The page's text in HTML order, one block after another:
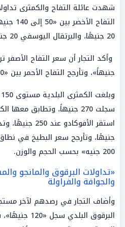
شهدت عائلة التفاح والكمثرى
20 جنيهًا، والبرتقال اليوسفي 20 جنيهًا.
جنيهاً»، وتأرجح التفاح الأحمر بين «50 إلى 110 جنيهات».
200 جنيه» بحسب الحجم والوزن.
«تداولات البرقوق والمانجو
والجوافة والفراولة
وأضاف التجار في رصدهم لآخر
البرقوق